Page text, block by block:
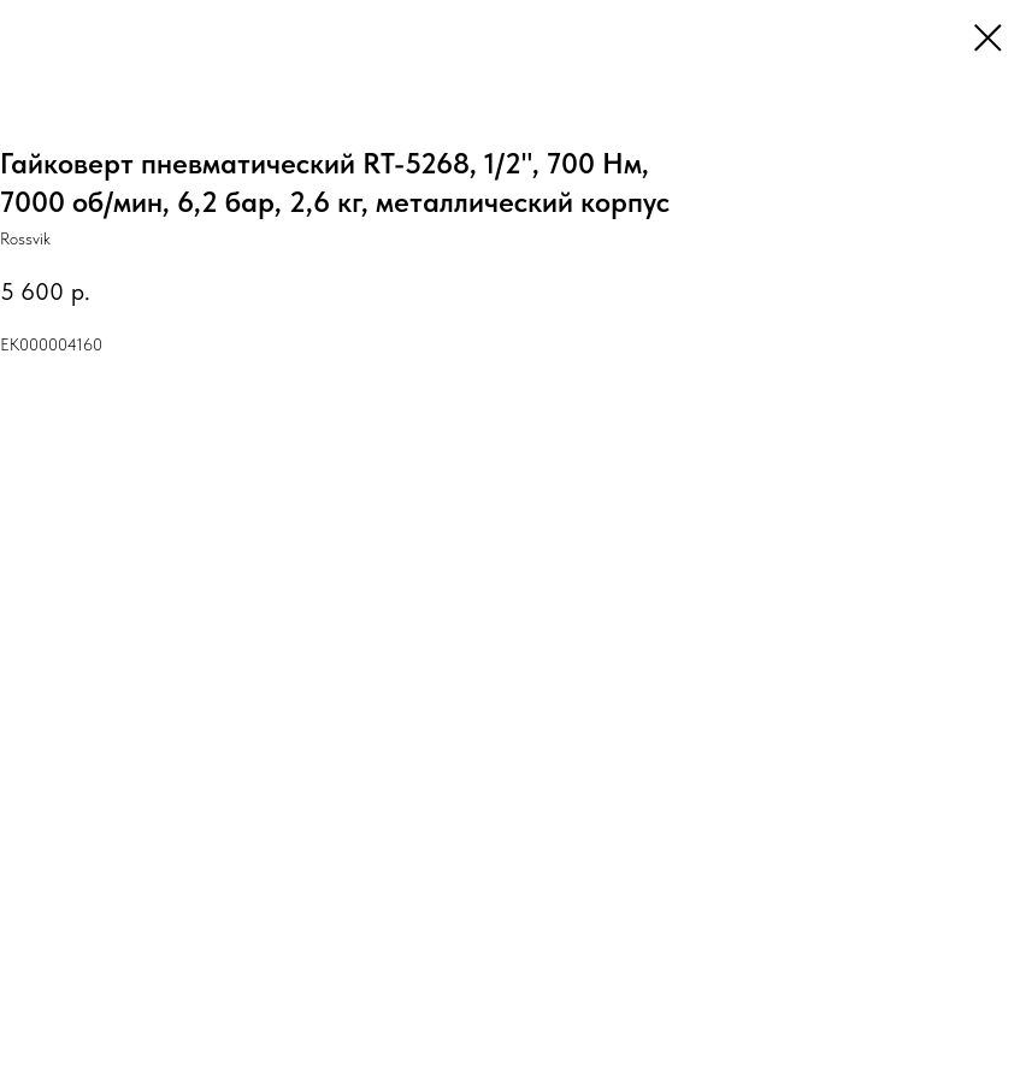
Гайковерт пневматический RT-5268, 1/2", 700 Нм,
7000 об/мин, 6,2 бар, 2,6 кг, металлический корпус
Rossvik
5 600 р.
ЕК000004160